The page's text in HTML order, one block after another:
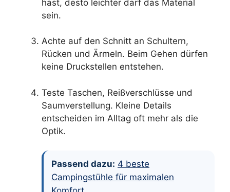
hast, desto leichter darf das Material
sein.
Achte auf den Schnitt an Schultern,
Rücken und Ärmeln. Beim Gehen dürfen
keine Druckstellen entstehen.
Teste Taschen, Reißverschlüsse und
Saumverstellung. Kleine Details
entscheiden im Alltag oft mehr als die
Optik.
Passend dazu: 4 beste
Campingstühle für maximalen